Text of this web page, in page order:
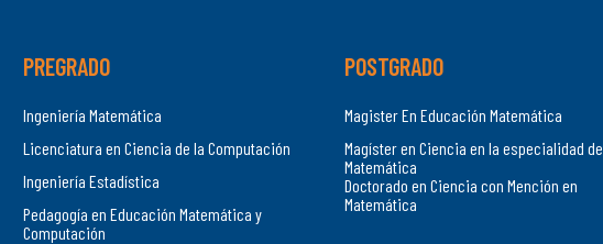
PREGRADO
Ingeniería Matemática
Licenciatura en Ciencia de la Computación
Ingeniería Estadística
Pedagogía en Educación Matemática y
Computación
POSTGRADO
Magister En Educación Matemática
Magíster en Ciencia en la especialidad de
Matemática
Doctorado en Ciencia con Mención en
Matemática